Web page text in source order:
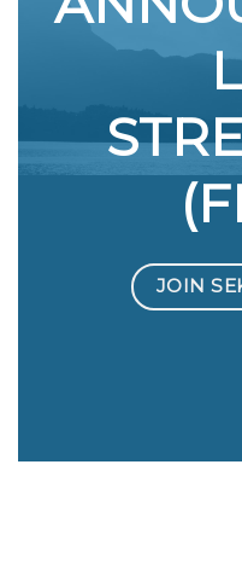
JOIN